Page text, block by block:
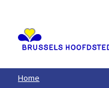
contenu
principal
Home